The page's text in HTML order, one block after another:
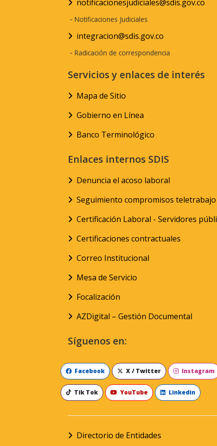
notificacionesjudiciales@sdis.gov.co
- Notificaciones Judiciales
integracion@sdis.gov.co
- Radicación de correspondencia
Servicios y enlaces de interés
Mapa de Sitio
Gobierno en Línea
Banco Terminológico
Enlaces internos SDIS
Denuncia el acoso laboral
Seguimiento compromisos teletrabajo
Certificación Laboral - Servidores
Certificaciones contractuales
Correo Institucional
Mesa de Servicio
Focalización
AZDigital – Gestión Documental
Síguenos en:
Facebook X / Twitter Instagram
Tik Tok YouTube Linkedin
Directorio de Entidades